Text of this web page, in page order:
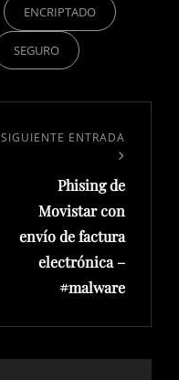
ENCRIPTADO
SEGURO
Siguiente
SIGUIENTE ENTRADA
Phising de
Movistar con
envío de factura
electrónica –
#malware